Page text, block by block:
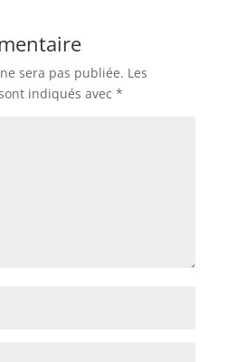
sera pas publiée. Les
indiqués avec *